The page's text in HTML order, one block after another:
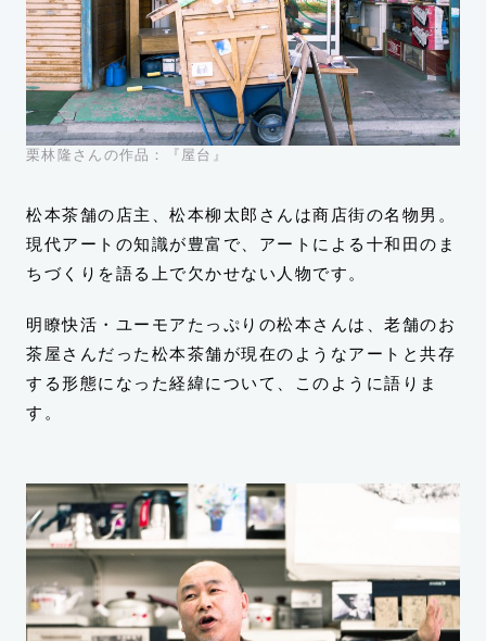
栗林隆さんの作品：『屋台』
松本茶舗の店主、松本柳太郎さんは商店街の名物男。
現代アートの知識が豊富で、アートによる十和田のま
ちづくりを語る上で欠かせない人物です。
明瞭快活・ユーモアたっぷりの松本さんは、老舗のお
茶屋さんだった松本茶舗が現在のようなアートと共存
する形態になった経緯について、このように語りま
す。